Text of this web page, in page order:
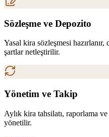
Sözleşme ve Depozito
Yasal kira sözleşmesi
şartlar netleştirilir.
Yönetim ve Takip
Aylık kira tahsilatı, raporlama
yönetilir.